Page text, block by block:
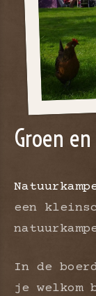
Groen
een
In de
je welkom